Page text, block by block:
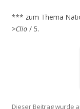
*** zum Thema
>Clio / 5.
Dieser Beitrag wurde